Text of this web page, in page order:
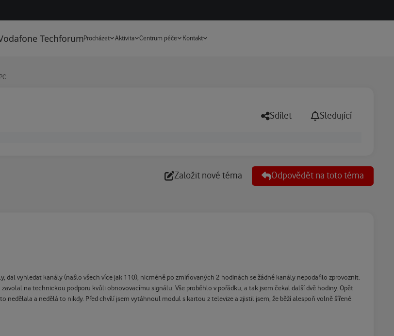
TechforumProcházet Aktivita Centrum péče Kontakt
Sdílet Sledující
Založit nové téma Odpovědět na toto téma
dal vyhledat kanály (našlo všech více jak 110), nicméně po zmiňovaných 2 hodinách se žádné kanály nepodařilo zprovoznit.
na technickou podporu kvůli obnovovacímu signálu. Vše proběhlo v pořádku, a tak jsem čekal další dvě hodiny. Opět
nedělala a nedělá to nikdy. Před chvílí jsem vytáhnoul modul s kartou z televize a zjistil jsem, že běží alespoň volně šířené